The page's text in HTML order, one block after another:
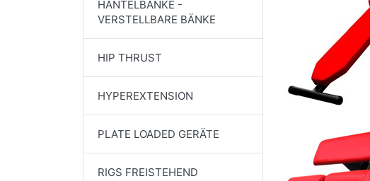
HANTELBÄNKE -
VERSTELLBARE BÄNKE
HIP THRUST
HYPEREXTENSION
PLATE LOADED GERÄTE
RIGS FREISTEHEND